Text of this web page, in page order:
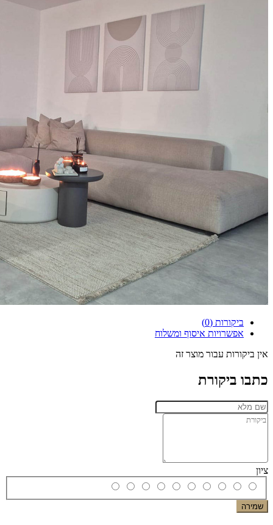
ביקורות (0)
אפשרויות איסוף ומשלוח
אין ביקורות עבור מוצר זה
כתבו ביקורת
ציון
שמירה